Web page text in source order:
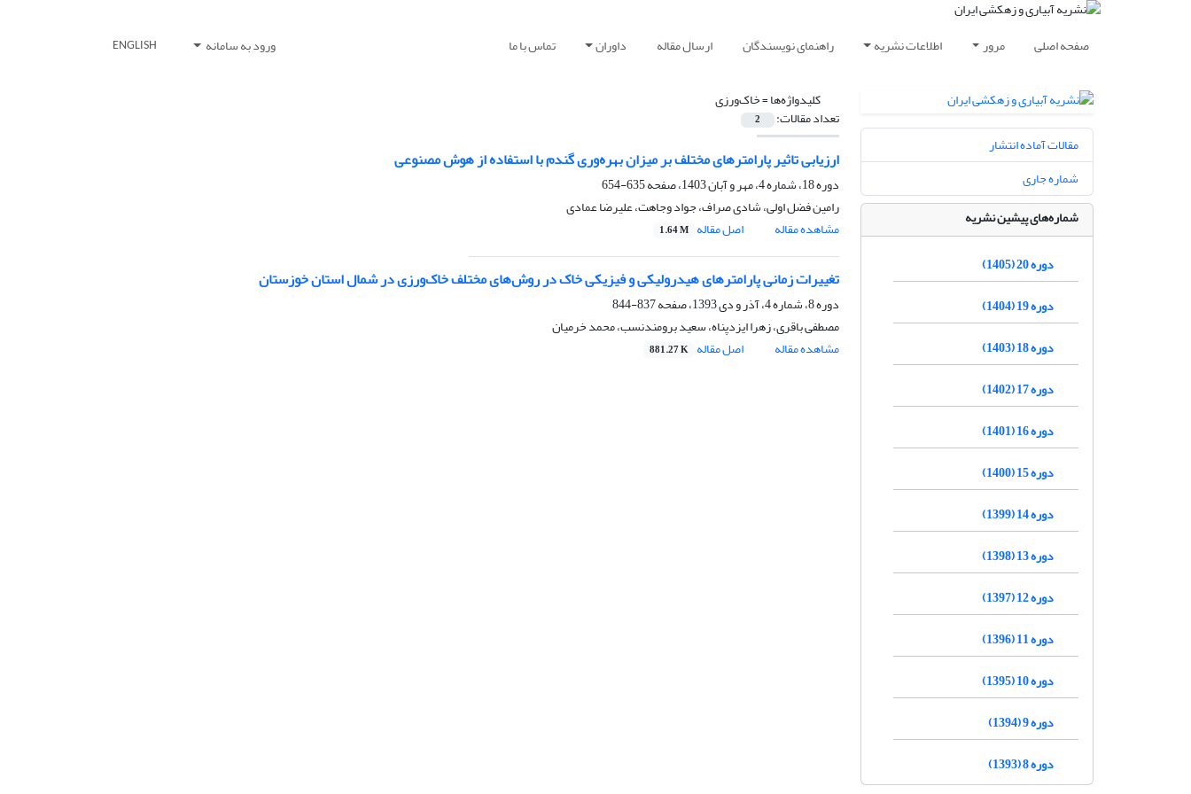
صفحه اصلی مرور اطلاعات نشریه راهنمای نویسندگان ارسال مقاله داوران تماس با ما ورود به سامانه ENGLISH
کلیدواژه‌ها =خاک‌ورزی
تعداد مقالات: 2
ارزیابی تاثیر پارامترهای مختلف بر میزان بهره‌وری گندم با استفاده از هوش مصنوعی
دوره 18، شماره 4، مهر و آبان 1403، صفحه
635-654
رامین فضل اولی، شادی صراف، جواد وجاهت، علیرضا عمادی
مشاهده مقاله
اصل مقاله 1.64 M
تغییرات زمانی پارامترهای هیدرولیکی و فیزیکی خاک در روش‌های مختلف خاک‌ورزی در شمال استان خوزستان
دوره 8، شماره 4، آذر و دی 1393، صفحه
837-844
مصطفی باقری، زهرا ایزد‌پناه، سعید برومند‌نسب، محمد خرمیان
مشاهده مقاله
اصل مقاله 881.27 K
مقالات آماده انتشار
شماره جاری
شماره‌های پیشین نشریه
دوره 20 (1405)
دوره 19 (1404)
دوره 18 (1403)
دوره 17 (1402)
دوره 16 (1401)
دوره 15 (1400)
دوره 14 (1399)
دوره 13 (1398)
دوره 12 (1397)
دوره 11 (1396)
دوره 10 (1395)
دوره 9 (1394)
دوره 8 (1393)